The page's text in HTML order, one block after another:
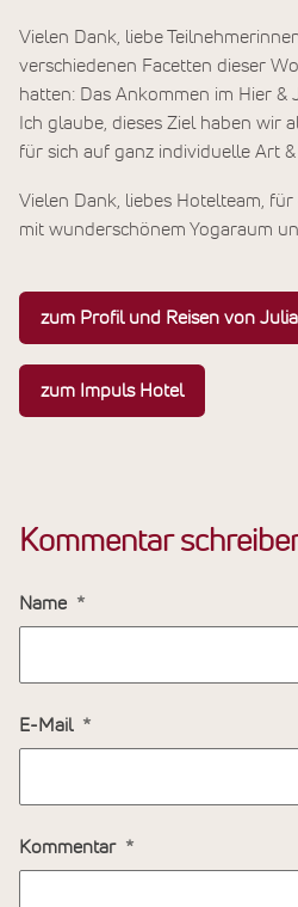
Vielen Dank, liebe
verschiedenen Facetten dieser
hatten: Das Ankommen im Hier &
Ich glaube, dieses Ziel haben wir
für sich auf ganz individuelle Art
Vielen Dank, liebes Hotelteam,
mit wunderschönem Yogaraum
zum Profil und Reisen von
zum Impuls Hotel
Kommentar
Name
E-Mail
Kommentar